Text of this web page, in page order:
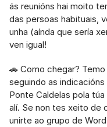
ás reunións hai moito
das persoas habituais,
unha (aínda que sería
ven igual!
🚗 Como chegar?
seguindo as
Ponte Caldelas pola
alí. Se non tes xeito de
unirte ao grupo de